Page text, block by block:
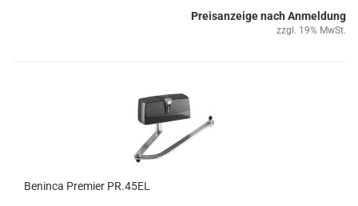
Preisanzeige nach Anmeldung
zzgl. 19% MwSt.
Ben­in­ca Pre­mier PR.45EL